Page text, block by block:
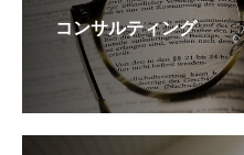
コンサルティング